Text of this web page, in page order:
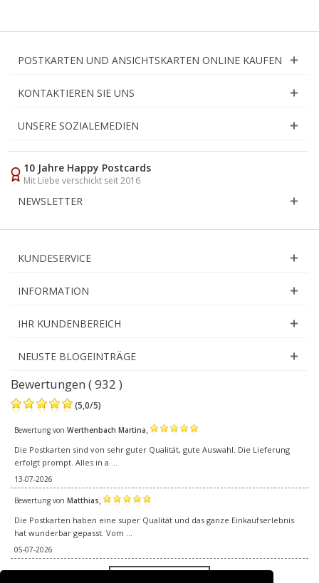
POSTKARTEN UND ANSICHTSKARTEN ONLINE KAUFEN
KONTAKTIEREN SIE UNS
UNSERE SOZIALEMEDIEN
10 Jahre Happy Postcards
Mit Liebe verschickt seit 2016
NEWSLETTER
KUNDESERVICE
INFORMATION
IHR KUNDENBEREICH
NEUSTE BLOGEINTRÄGE
Bewertungen ( 932 )
(5,0/5)
Bewertung von Werthenbach Martina,
Die Postkarten sind von sehr guter Qualität, gute Auswahl. Die Lieferung
erfolgt prompt. Alles in a ...
13-07-2026
Bewertung von Matthias,
Die Postkarten haben eine super Qualität und das ganze Einkaufserlebnis
hat wunderbar gepasst. Vom ...
05-07-2026